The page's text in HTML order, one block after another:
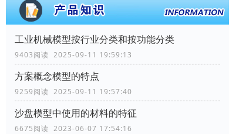
工业机械模型按行业分类和按功能分类
9403阅读 2025-09-11 19:59:13
方案概念模型的特点
9259阅读 2025-09-11 19:57:40
沙盘模型中使用的材料的特征
6675阅读 2023-06-07 17:54:16